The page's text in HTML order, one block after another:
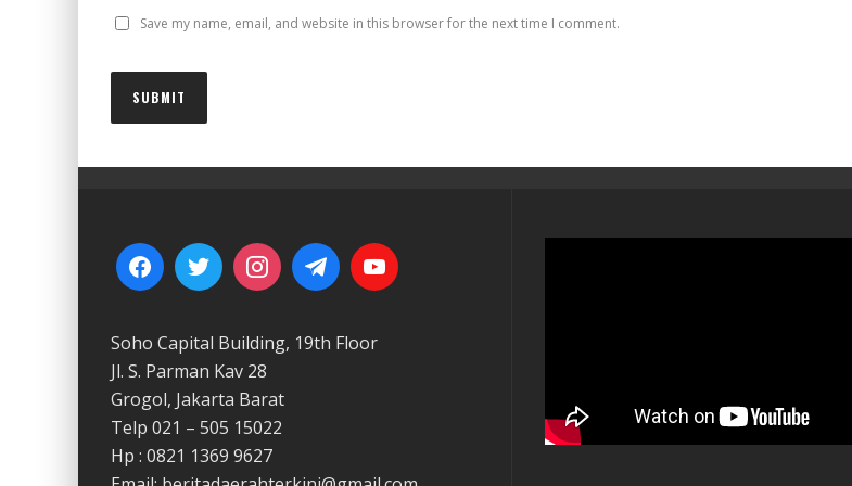
Save my name, email, and website in this browser for the next time I comment.
Soho Capital Building, 19th Floor
Jl. S. Parman Kav 28
Grogol, Jakarta Barat
Telp 021 – 505 15022
Hp : 0821 1369 9627